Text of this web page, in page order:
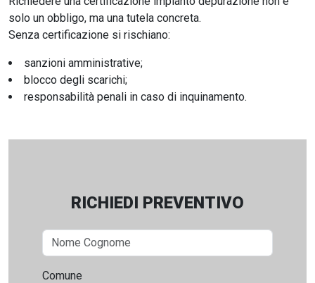
solo un obbligo, ma una tutela concreta.
Senza certificazione si rischiano:
sanzioni amministrative;
blocco degli scarichi;
responsabilità penali in caso di inquinamento.
RICHIEDI PREVENTIVO
Comune